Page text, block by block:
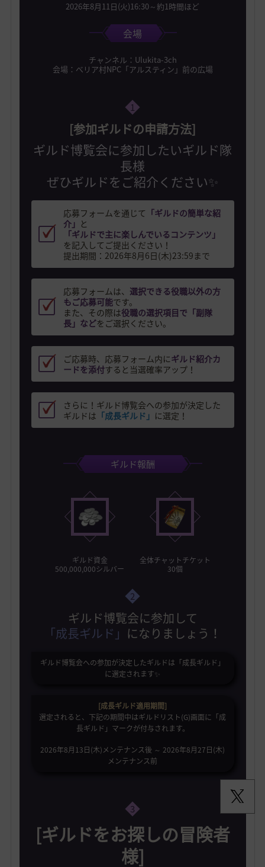
2026年8月11日(火)16:30～約1時間ほど
会場
チャンネル：Ulukita-3ch
会場：べリア村NPC「アルスティン」前の広場
1
[参加ギルドの申請方法]
ギルド博覧会に参加したいギルド隊
長様
ぜひギルドをご紹介ください✨
応募フォームを通じて 「ギルドの簡単な紹
介」 と
「ギルドで主に楽しんでいるコンテンツ」
を記入してご提出ください！
提出期間：2026年8月6日(木)23:59まで
応募フォームは、 選択できる役職以外の方
もご応募可能です。
また、その際は役職の選択項目で「副隊
長」などをご選択ください。
ご応募時、応募フォーム内にギルド紹介カ
ードを添付すると当選確率アップ！
さらに！ギルド博覧会への参加が決定した
ギルドは 「成長ギルド」 に選定！
ギルド報酬
ギルド資金
500,000,000シルバー
全体チャットチケット
30個
2
ギルド博覧会に参加して
「成長ギルド」 になりましょう！
ギルド博覧会への参加が決定したギルドは「成長ギルド」
に選定されます✨️
[成長ギルド適用期間]
選定されると、下記の期間中はギルドリスト(G)画面に「成
長ギルド」マークが付与されます。
2026年8月13日(木)メンテナンス後 ～ 2026年8月27日(木)
メンテナンス前
3
[ギルドをお探しの冒険者
様]